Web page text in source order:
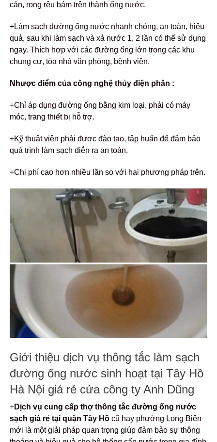
cản, rong rêu bám trên thành ống nước.
+Làm sạch đường ống nước nhanh chóng, an toàn, hiệu
quả, sau khi làm sạch và xả nước 1, 2 lần có thể sử dụng
ngay. Thích hợp với các đường ống lớn trong các khu
chung cư, tòa nhà văn phòng, bệnh viện.
Nhược điểm của công nghệ thủy điện phân :
+Chỉ áp dụng đường ống bằng kim loại, phải có máy
móc, trang thiết bị hỗ trợ.
+Kỹ thuật viên phải được đào tạo, tập huấn để đảm bảo
quá trình làm sạch diễn ra an toàn.
+Chi phí cao hơn nhiều lần so với hai phương pháp trên.
Giới thiệu dịch vụ thông tắc làm sạch
đường ống nước sinh hoạt tại Tây Hồ
Hà Nội giá rẻ cửa công ty Anh Dũng
+Dịch vụ cung cấp thợ thông tắc đường ống nước
sạch giá rẻ tại quận Tây Hồ cũ hay phường Long Biên
mới là một giải pháp quan trọng giúp đảm bảo sự thông